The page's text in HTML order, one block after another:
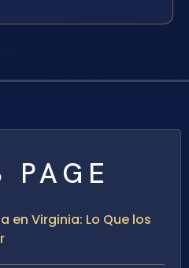
PAGE
en Virginia: Lo Que los